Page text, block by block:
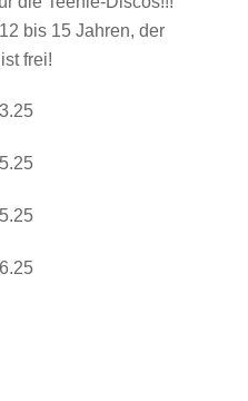
bis 15 Jahren, der
frei!